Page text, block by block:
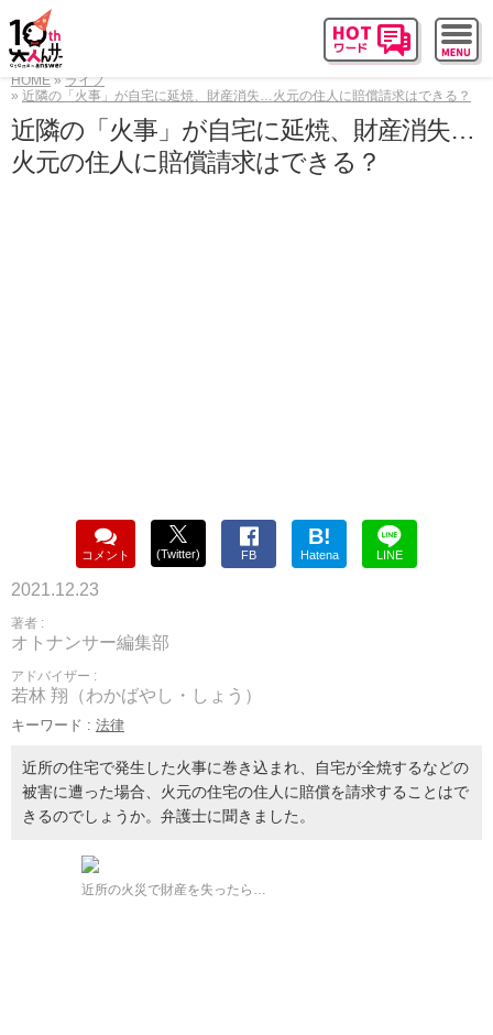
HOME
ライフ
近隣の「火事」が自宅に延焼、財産消失…火元の住人に賠償請求はできる？
近隣の「火事」が自宅に延焼、財産消失…
火元の住人に賠償請求はできる？
コメント (Twitter) FB
B!
Hatena LINE
2021.12.23
著者 :
オトナンサー編集部
アドバイザー :
若林 翔（わかばやし・しょう）
キーワード : 法律
近所の住宅で発生した火事に巻き込まれ、自宅が全焼するなどの
被害に遭った場合、火元の住宅の住人に賠償を請求することはで
きるのでしょうか。弁護士に聞きました。
近所の火災で財産を失ったら…